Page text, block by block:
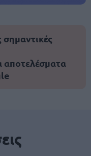
αποτελέσματα